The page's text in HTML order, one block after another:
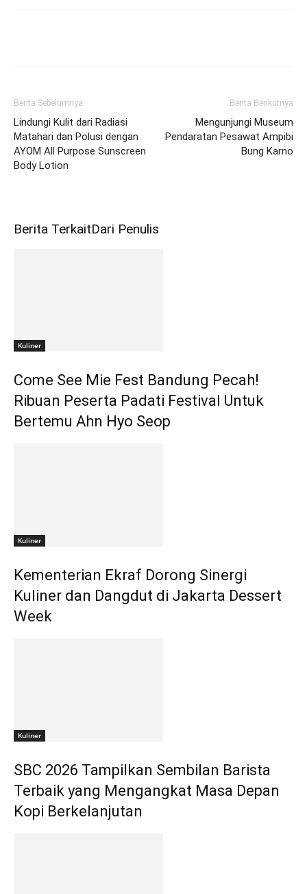
Berita Sebelumnya
Lindungi Kulit dari Radiasi
Matahari dan Polusi dengan
AYOM All Purpose Sunscreen
Body Lotion
Berita Berikutnya
Mengunjungi Museum
Pendaratan Pesawat Ampibi
Bung Karno
Berita TerkaitDari Penulis
Kuliner
Come See Mie Fest Bandung Pecah!
Ribuan Peserta Padati Festival Untuk
Bertemu Ahn Hyo Seop
Kuliner
Kementerian Ekraf Dorong Sinergi
Kuliner dan Dangdut di Jakarta Dessert
Week
Kuliner
SBC 2026 Tampilkan Sembilan Barista
Terbaik yang Mengangkat Masa Depan
Kopi Berkelanjutan